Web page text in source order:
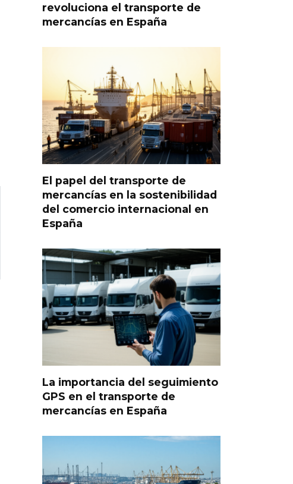
revoluciona el transporte de
mercancías en España
El papel del transporte de
mercancías en la sostenibilidad
del comercio internacional en
España
La importancia del seguimiento
GPS en el transporte de
mercancías en España